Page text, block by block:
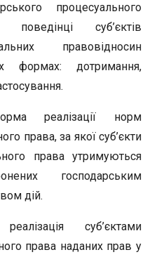
процесуального
суб’єктів
правовідносин
формах: дотримання,
реалізації норм
права, за якої суб’єкти
права утримуються
господарським
дій.
суб’єктами
права наданих прав у